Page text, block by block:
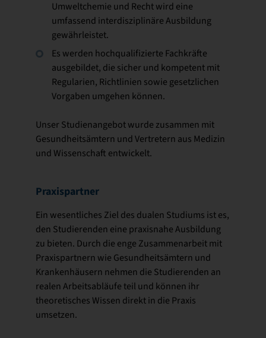
Umweltchemie und Recht wird eine
umfassend interdisziplinäre Ausbildung
gewährleistet.
Es werden hochqualifizierte Fachkräfte
ausgebildet, die sicher und kompetent mit
Regularien, Richtlinien sowie gesetzlichen
Vorgaben umgehen können.
Unser Studienangebot wurde zusammen mit
Gesundheitsämtern und Vertretern aus Medizin
und Wissenschaft entwickelt.
Praxispartner
Ein wesentliches Ziel des dualen Studiums ist es,
den Studierenden eine praxisnahe Ausbildung
zu bieten. Durch die enge Zusammenarbeit mit
Praxispartnern wie Gesundheitsämtern und
Krankenhäusern nehmen die Studierenden an
realen Arbeitsabläufe teil und können ihr
theoretisches Wissen direkt in die Praxis
umsetzen.